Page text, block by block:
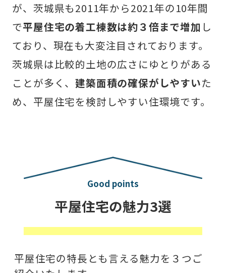
が、茨城県も2011年から2021年の10年間
で平屋住宅の着工棟数は約３倍まで増加 し
ており、現在も大変注目されております。
茨城県は比較的土地の広さにゆとりがある
ことが多く、建築面積の確保がしやすいた
め、平屋住宅を検討しやすい住環境です。​
Good points
平屋住宅の魅力3選
平屋住宅の特長とも言える魅力を３つご